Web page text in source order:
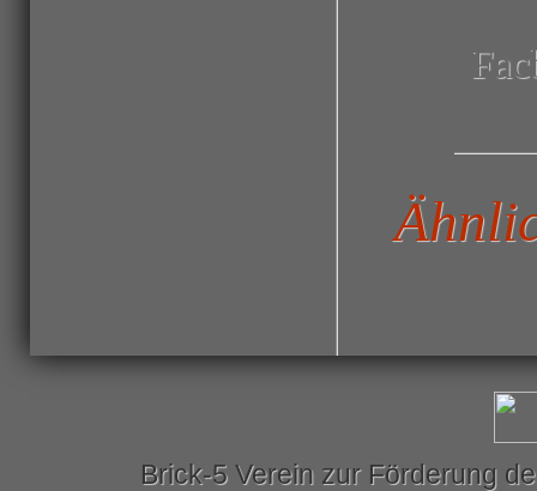
Brick-5 Verein zur Förderung